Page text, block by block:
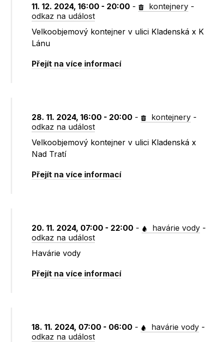
11. 12. 2024, 16:00 - 20:00 - kontejnery -
odkaz na událost
Velkoobjemový kontejner v ulici Kladenská x K
Lánu
Přejít na více informací
28. 11. 2024, 16:00 - 20:00 - kontejnery -
odkaz na událost
Velkoobjemový kontejner v ulici Kladenská x
Nad Tratí
Přejít na více informací
20. 11. 2024, 07:00 - 22:00 - havárie vody -
odkaz na událost
Havárie vody
Přejít na více informací
18. 11. 2024, 07:00 - 06:00 - havárie vody -
odkaz na událost